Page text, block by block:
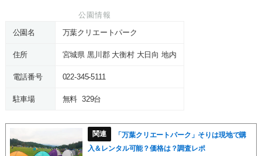
公園情報
公園名
万葉クリエートパーク
住所 宮城県 黒川郡 大衡村 大日向 地内
電話番号 022-345-5111
駐車場 無料 329台
「万葉クリエートパーク」そりは現地で購
入＆レンタル可能？価格は？調査レポ